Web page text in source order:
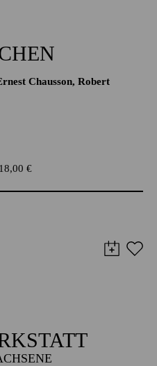
Chausson, Robert
18,00 €